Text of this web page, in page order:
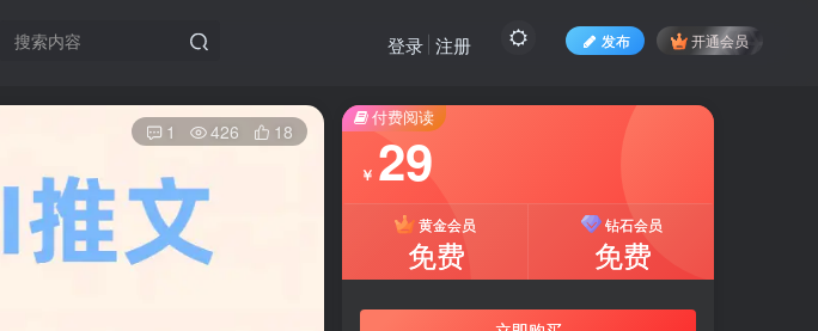
发布 开通会员
登录 注册
1 426 18
付费阅读
￥ 29
黄金会员
免费
钻石会员
免费